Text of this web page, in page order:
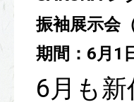
振袖展示会
期間：6月1
6月も